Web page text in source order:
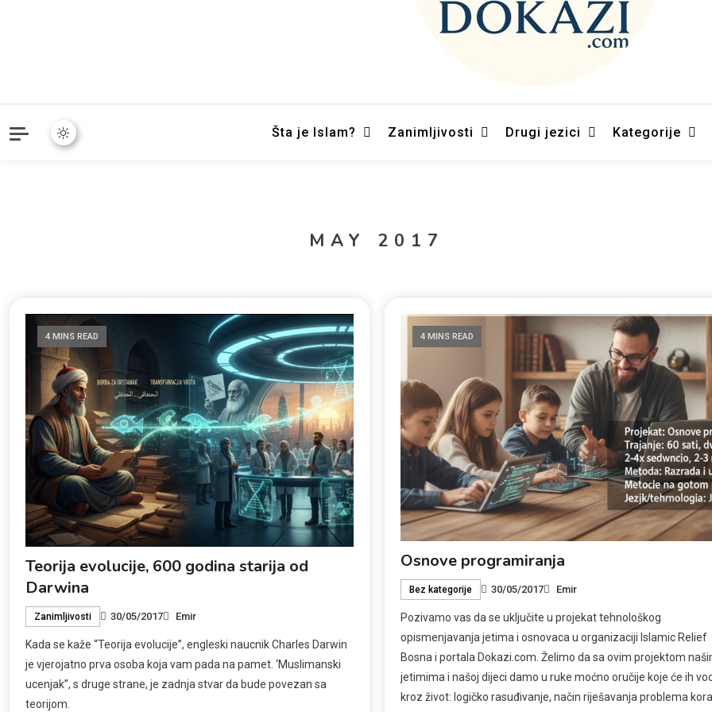
Šta je Islam? Zanimljivosti Drugi jezici Kategorije
MAY 2017
4 MINS READ
Teorija evolucije, 600 godina starija od
Darwina
Zanimljivosti 30/05/2017 Emir
Kada se kaže “Teorija evolucije”, engleski naucnik Charles Darwin
je vjerojatno prva osoba koja vam pada na pamet. ‘Muslimanski
ucenjak”, s druge strane, je zadnja stvar da bude povezan sa
teorijom.
4 MINS READ
Osnove programiranja
Bez kategorije 30/05/2017 Emir
Pozivamo vas da se uključite u projekat tehnološkog
opismenjavanja jetima i osnovaca u organizaciji Islamic Relief
Bosna i portala Dokazi.com. Želimo da sa ovim projektom
jetimima i našoj dijeci damo u ruke moćno oručije koje će ih
kroz život: logičko rasuđivanje, način riješavanja problema